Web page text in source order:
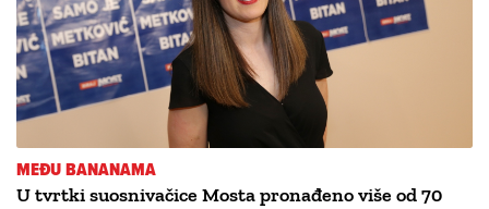
MEĐU BANANAMA
U tvrtki suosnivačice Mosta pronađeno više od 70